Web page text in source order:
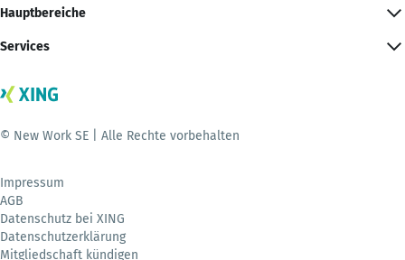
Hauptbereiche
Services
© New Work SE | Alle Rechte vorbehalten
Impressum
AGB
Datenschutz bei XING
Datenschutzerklärung
Mitgliedschaft kündigen